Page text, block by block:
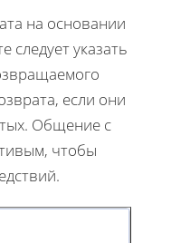
на основании
следует указать
если они
Общение с
чтобы